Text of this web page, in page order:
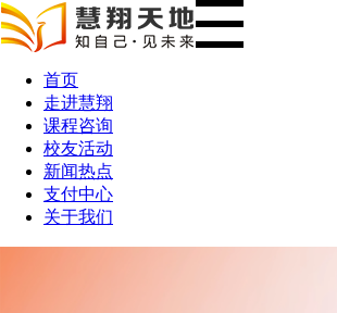
首页
走进慧翔
课程咨询
校友活动
新闻热点
支付中心
关于我们